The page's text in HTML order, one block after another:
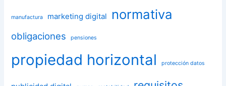
manufactura marketing digital normativa
obligaciones pensiones
propiedad horizontal protección datos